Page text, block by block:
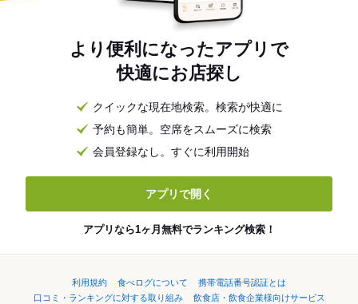
より便利になったアプリで
快適にお店探し
クイックな現在地検索。検索が快適に
予約も簡単。空席をスムーズに検索
会員登録なし。すぐに利用開始
アプリで開く
アプリなら1ヶ月無料でランキング検索！
利用規約 食べログについて
携帯電話番号認証とは
口コミ・ランキングに対する取り組み
飲食店・飲食企業様向けサービス